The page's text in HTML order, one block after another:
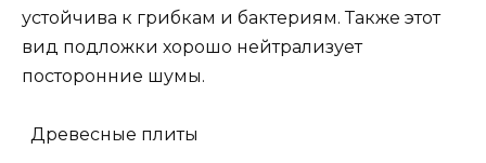
устойчива к грибкам и бактериям. Также этот
вид подложки хорошо нейтрализует
посторонние шумы.
Древесные плиты